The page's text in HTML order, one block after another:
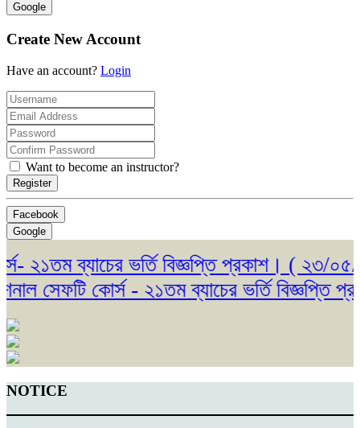
Google
Create New Account
Have an account? Login
Want to become an instructor?
Register
Facebook
Google
ব্যাচের ভর্তি বিজ্ঞপ্তি প্রকাশ। ( ২৩/০৫/
সেফটি কোর্স - ২১তম ব্যাচের ভর্তি বিজ্ঞপ্তি
NOTICE